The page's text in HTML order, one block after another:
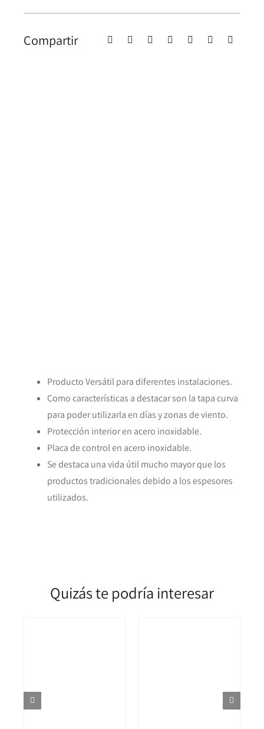
Compartir
Producto Versátil para diferentes instalaciones.
Como características a destacar son la tapa curva
para poder utilizarla en días y zonas de viento.
Protección interior en acero inoxidable.
Placa de control en acero inoxidable.
Se destaca una vida útil mucho mayor que los
productos tradicionales debido a los espesores
utilizados.
Quizás te podría interesar